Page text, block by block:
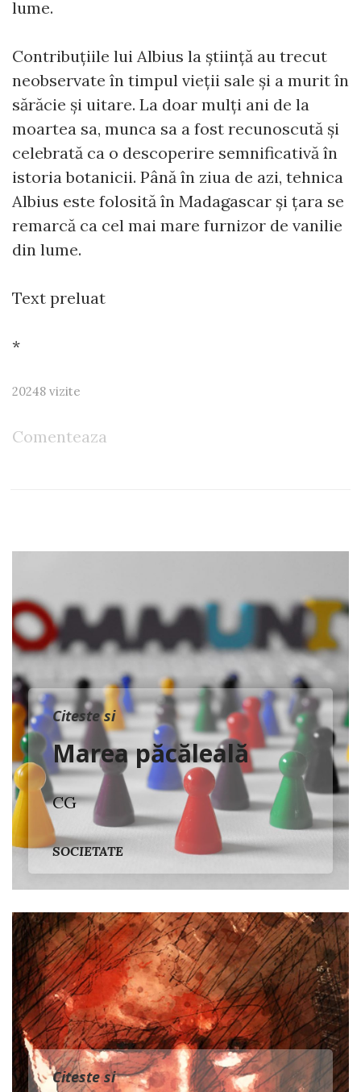
lume.
Contribuțiile lui Albius la știință au trecut
neobservate în timpul vieții sale și a murit în
sărăcie și uitare. La doar mulți ani de la
moartea sa, munca sa a fost recunoscută și
celebrată ca o descoperire semnificativă în
istoria botanicii. Până în ziua de azi, tehnica
Albius este folosită în Madagascar și țara se
remarcă ca cel mai mare furnizor de vanilie
din lume.
Text preluat
*
20248 vizite
Comenteaza
Citeste si
Marea păcăleală
CG
SOCIETATE
Citeste si